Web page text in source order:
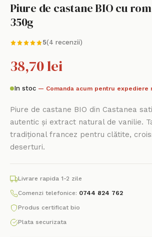
Piure de castane BIO cu
350g
5(4 recenzii)
38,70 lei
In stoc — Comanda acum pentru expediere
Piure de castane BIO din Castanea
autentic și extract natural de vanilie.
tradițional francez pentru clătite,
deserturi.
Livrare rapida 1-2 zile
Comenzi telefonice: 0744 824 762
Produs certificat bio
Plata securizata